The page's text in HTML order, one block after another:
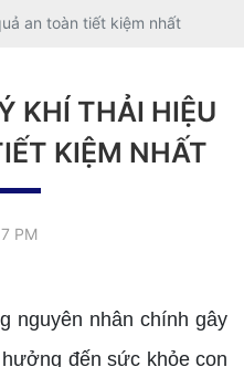
an toàn tiết kiệm nhất
KHÍ THẢI HIỆU
KIỆM NHẤT
PM
nguyên nhân chính gây
đến sức khỏe con